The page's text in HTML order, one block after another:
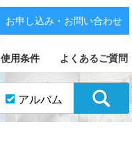
使用条件 よくあるご質問
お申し込み・お問い合わせ
アルバム